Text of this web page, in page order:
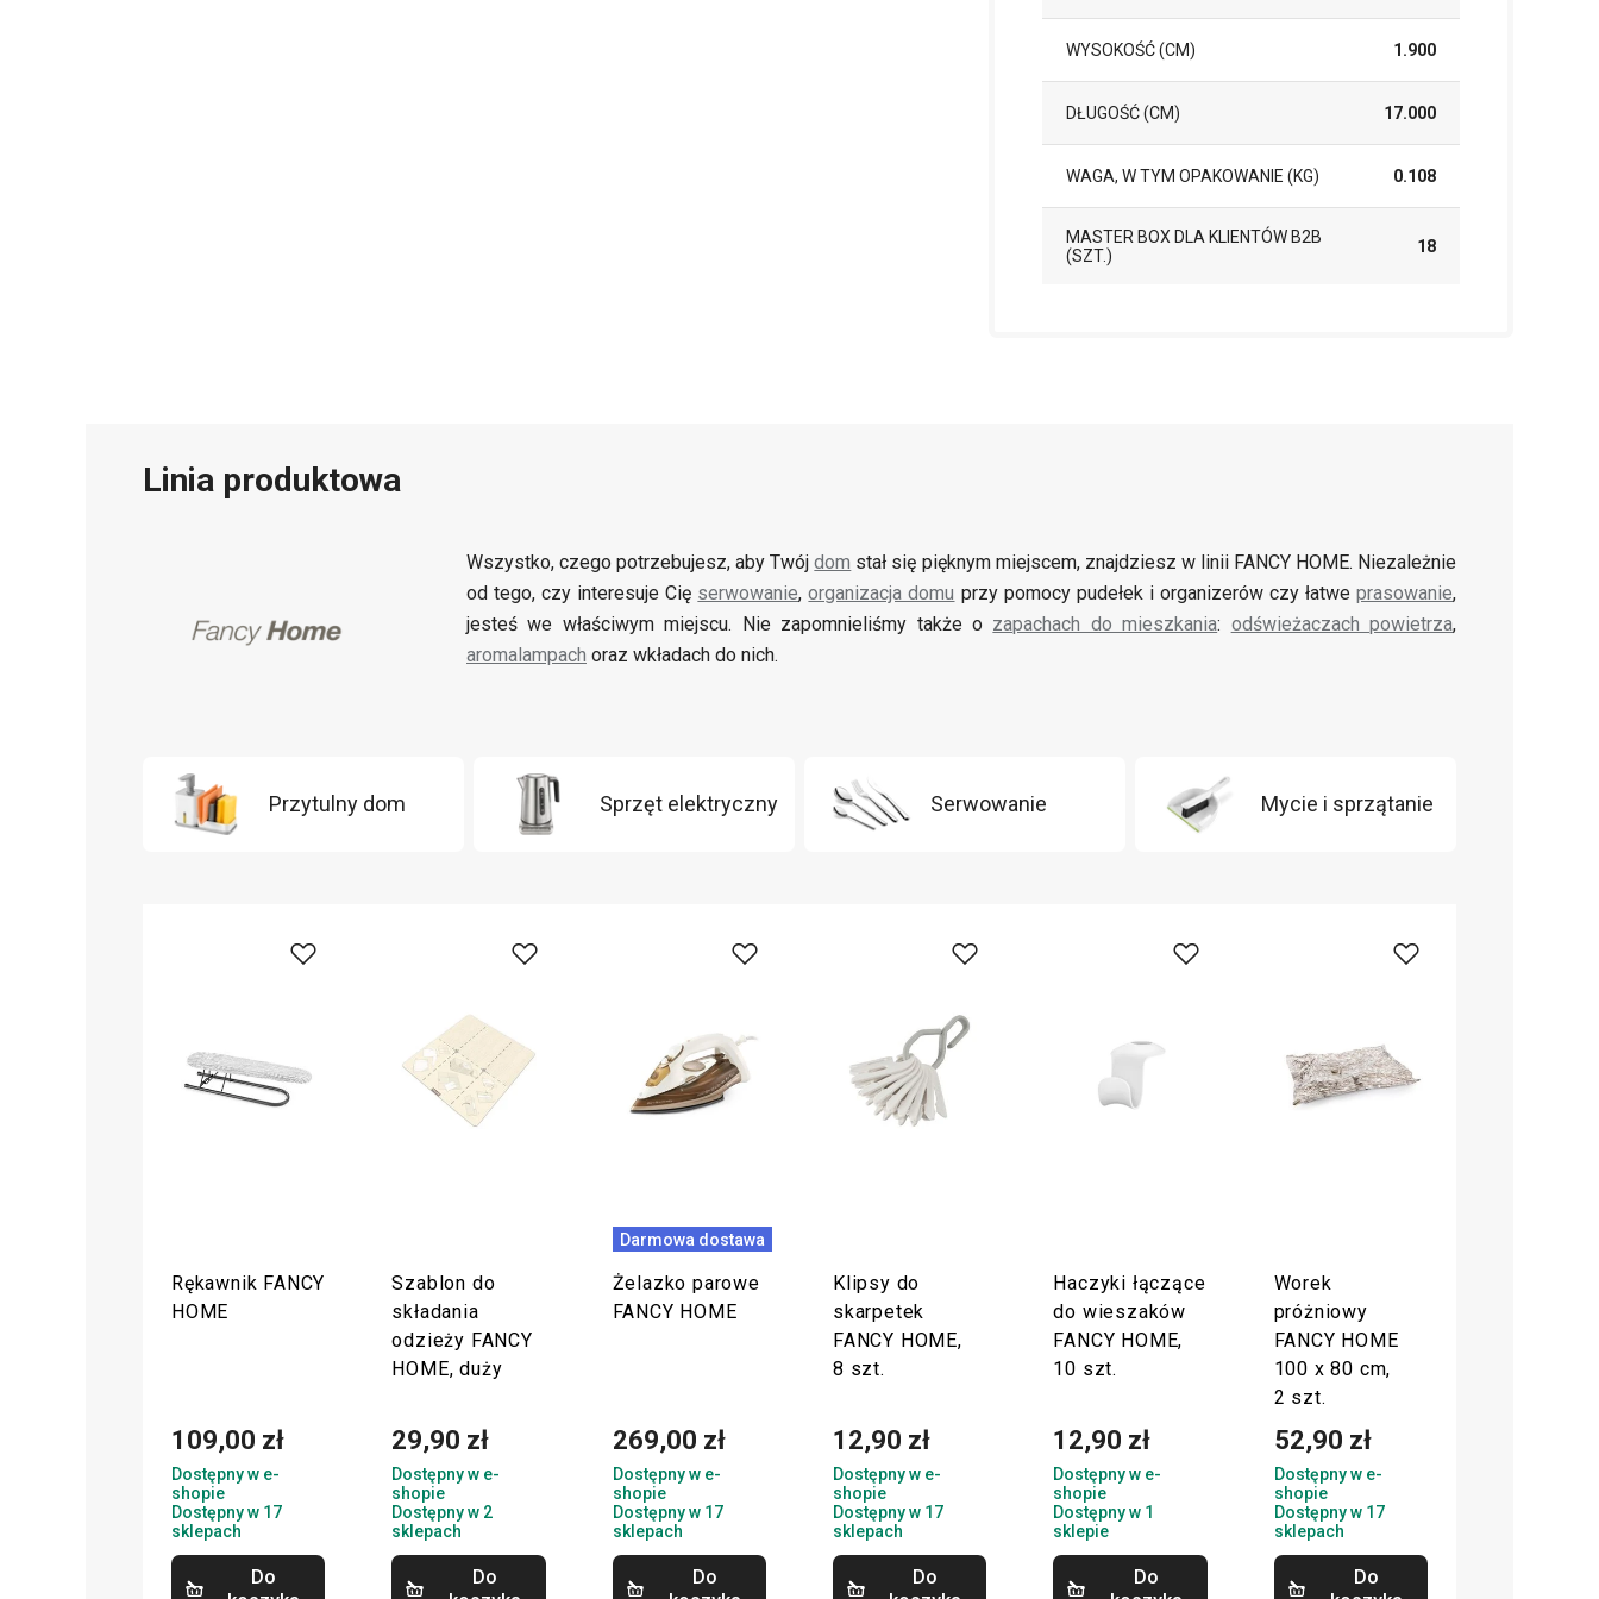
WYSOKOŚĆ (CM) 1.900
DŁUGOŚĆ (CM) 17.000
WAGA, W TYM OPAKOWANIE (KG) 0.108
MASTER BOX DLA KLIENTÓW B2B
(SZT.)
18
Linia produktowa
Wszystko, czego potrzebujesz, aby Twójdom stał się pięknym miejscem, znajdziesz w linii FANCY HOME. Niezależnie
od tego, czy interesuje Cię serwowanie,organizacja domu przy pomocy pudełek i organizerów czy łatweprasowanie,
jesteś we właściwym miejscu. Nie zapomnieliśmy także o zapachach do mieszkania: odświeżaczach powietrza,
aromalampach oraz wkładach do nich.
Przytulny dom Sprzęt elektryczny Serwowanie Mycie i sprzątanie
Rękawnik FANCY
HOME
109,00 zł
Dostępny w e-
shopie
Dostępny w 17
sklepach
Do
Szablon do
składania
odzieży FANCY
HOME, duży
29,90 zł
Dostępny w e-
shopie
Dostępny w 2
sklepach
Do
Darmowa dostawa
Żelazko parowe
FANCY HOME
269,00 zł
Dostępny w e-
shopie
Dostępny w 17
sklepach
Do
Klipsy do
skarpetek
FANCY HOME,
8 szt.
12,90 zł
Dostępny w e-
shopie
Dostępny w 17
sklepach
Do
Haczyki łączące
do wieszaków
FANCY HOME,
10 szt.
12,90 zł
Dostępny w e-
shopie
Dostępny w 1
sklepie
Do
Worek
próżniowy
FANCY HOME
100 x 80 cm,
2 szt.
52,90 zł
Dostępny w e-
shopie
Dostępny w 17
sklepach
Do